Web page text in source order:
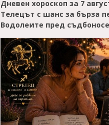
Дневен хороскоп за 7
Телецът с шанс за бърза
Водолеите пред